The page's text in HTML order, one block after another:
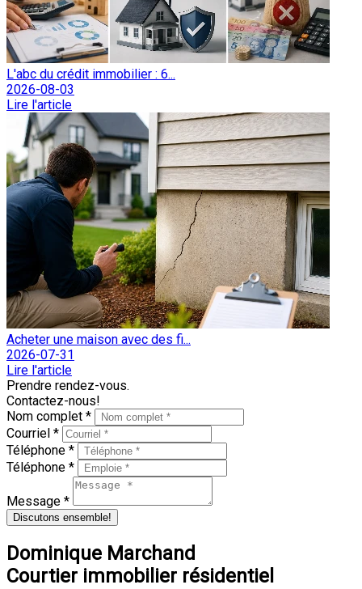
L'abc du crédit immobilier : 6...
2026-08-03
Lire l'article
Acheter une maison avec des fi...
2026-07-31
Lire l'article
Prendre rendez-vous.
Contactez-nous!
Nom complet *
Courriel *
Téléphone *
Téléphone *
Message *
Discutons ensemble!
Dominique Marchand
Courtier immobilier résidentiel